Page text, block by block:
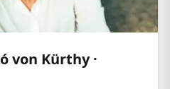
von Kürthy ·